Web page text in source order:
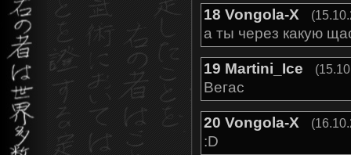
18 Vongola-X
а ты через какую
19 Martini_Ice
Вегас
20 Vongola-X
:D